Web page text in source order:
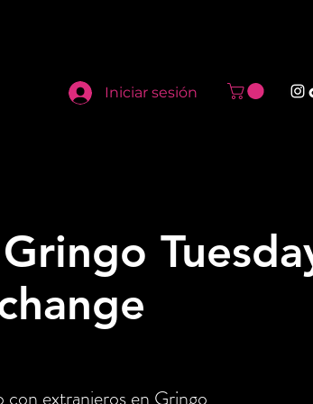
Iniciar sesión
extranjeros en Gringo